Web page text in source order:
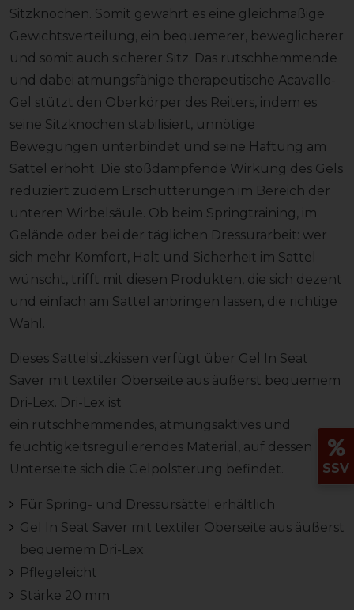
Sitzknochen. Somit gewährt es eine gleichmäßige
Gewichtsverteilung, ein bequemerer, beweglicherer
und somit auch sicherer Sitz. Das rutschhemmende
und dabei atmungsfähige therapeutische Acavallo-
Gel stützt den Oberkörper des Reiters, indem es
seine Sitzknochen stabilisiert, unnötige
Bewegungen unterbindet und seine Haftung am
Sattel erhöht. Die stoßdämpfende Wirkung des Gels
reduziert zudem Erschütterungen im Bereich der
unteren Wirbelsäule. Ob beim Springtraining, im
Gelände oder bei der täglichen Dressurarbeit: wer
sich mehr Komfort, Halt und Sicherheit im Sattel
wünscht, trifft mit diesen Produkten, die sich dezent
und einfach am Sattel anbringen lassen, die richtige
Wahl.
Dieses Sattelsitzkissen verfügt über Gel In Seat
Saver mit textiler Oberseite aus äußerst bequemem
Dri-Lex. Dri-Lex ist
ein rutschhemmendes, atmungsaktives und
feuchtigkeitsregulierendes Material, auf dessen
Unterseite sich die Gelpolsterung befindet.
Für Spring- und Dressursättel erhältlich
Gel In Seat Saver mit textiler Oberseite aus äußerst
bequemem Dri-Lex
Pflegeleicht
Stärke 20 mm
SSV